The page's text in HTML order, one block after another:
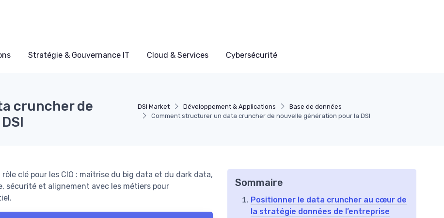
Stratégie & Gouvernance IT Cloud & Services Cybersécurité
DSI Market Développement & Applications
Base de données
Comment structurer un data cruncher de nouvelle génération pour la DSI
cruncher de
clé pour les CIO : maîtrise du big data et du dark data,
et alignement avec les métiers pour
Sommaire
Positionner le data cruncher au cœur de
la stratégie données de l’entreprise